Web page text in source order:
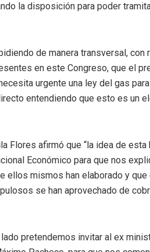
la disposición para poder
de manera transversal, con
en este Congreso, que el
urgente una ley del gas
entendiendo que esto es un
Flores afirmó que “la idea de
Económico para que nos
ellos mismos han elaborado y
se han aprovechado de
lado pretendemos invitar al ex